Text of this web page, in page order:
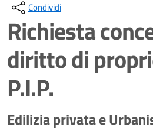
Condividi
Richiesta
diritto di
P.I.P.
Edilizia privata e